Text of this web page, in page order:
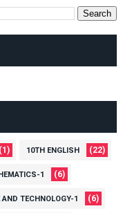
(1) 10TH ENGLISH (22)
1 (6)
TECHNOLOGY-1 (6)